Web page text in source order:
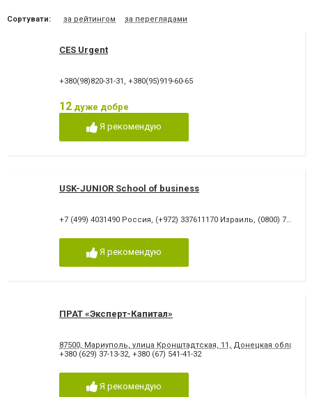
Сортувати: за рейтингом за переглядами
CES Urgent
+380(98)820-31-31 , +380(95)919-60-65
12 дуже добре
Я рекомендую
USK-JUNIOR School of business
+7 (499) 4031490 Россия, (+972) 337611170 Израиль, (0800) 750190 Украина
Я рекомендую
ПРАТ «Эксперт-Капитал»
87500, Мариуполь, улица Кронштадтская, 11, Донецкая область,
+380 (629) 37-13-32, +380 (67) 541-41-32
Я рекомендую